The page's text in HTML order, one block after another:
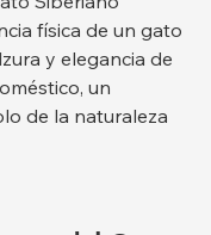
física de un gato
y elegancia de
un
de la naturaleza